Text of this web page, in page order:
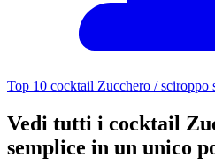
Top 10 cocktail Zucchero / sciroppo
Vedi tutti i cocktail
semplice in un unico